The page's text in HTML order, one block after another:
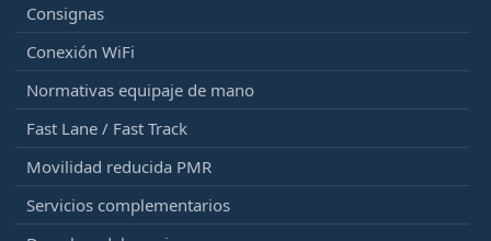
Consignas
Conexión WiFi
Normativas equipaje de mano
Fast Lane / Fast Track
Movilidad reducida PMR
Servicios complementarios